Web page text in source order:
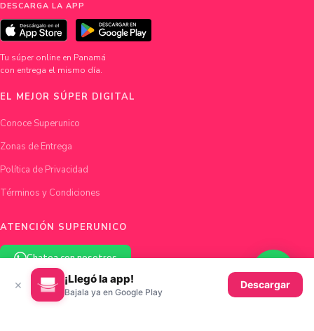
DESCARGA LA APP
Tu súper online en Panamá
con entrega el mismo día.
EL MEJOR SÚPER DIGITAL
Conoce Superunico
Zonas de Entrega
Política de Privacidad
Términos y Condiciones
ATENCIÓN SUPERUNICO
Chatea con nosotros
hola@superunico.com
× ¡Llegó la app!
Bajala ya en Google Play
Descargar